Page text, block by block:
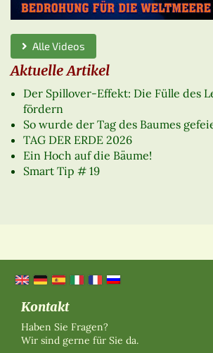
Alle Videos
Aktuelle Artikel
Der Spillover-Effekt: Die Fülle des
fördern
So wurde der Tag des Baumes
TAG DER ERDE 2026
Ein Hoch auf die Bäume!
Smart Tip # 19
Kontakt
Haben Sie Fragen?
Wir sind gerne für Sie da.